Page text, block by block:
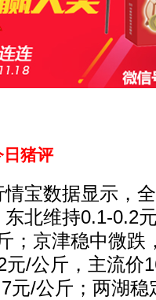
猪评
宝数据显示，
北维持0.1-0.2
；京津稳中微跌
/公斤，主流价
元/公斤；两湖